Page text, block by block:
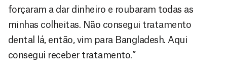
forçaram a dar dinheiro e roubaram todas as
minhas colheitas. Não consegui tratamento
dental lá, então, vim para Bangladesh. Aqui
consegui receber tratamento.”